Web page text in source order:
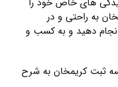
به راحتی و در
دهید و به کسب و
در موسسه ثبت کریمخان به شرح